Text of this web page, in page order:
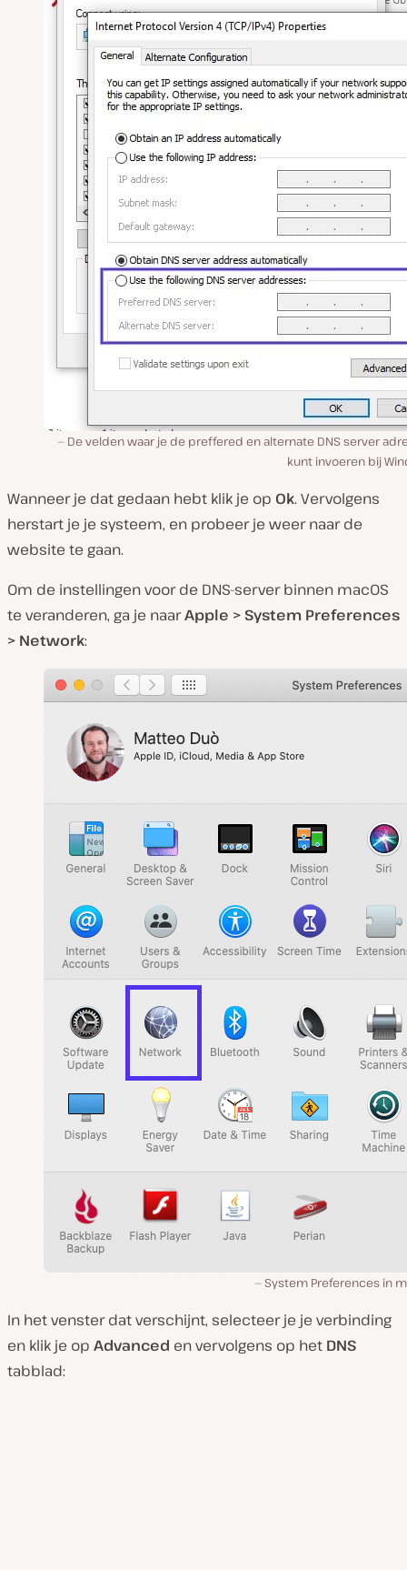
De velden waar je de preffered en alternate DNS server
kunt invoeren bij
Wanneer je dat gedaan hebt klik je op Ok. Vervolgens
herstart je je systeem, en probeer je weer naar de
website te gaan.
Om de instellingen voor de DNS-server binnen macOS
te veranderen, ga je naarApple > System Preferences
> Network:
System Preferences in
In het venster dat verschijnt, selecteer je je verbinding
en klik je op Advanced en vervolgens op het DNS
tabblad: